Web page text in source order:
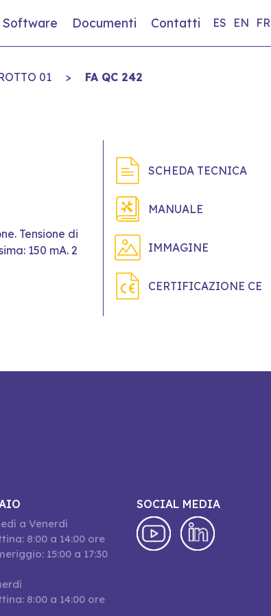
Software Documenti Contatti ES EN FR
01 > FA QC 242
Tensione di
150 mA. 2
SCHEDA TECNICA
MANUALE
IMMAGINE
CERTIFICAZIONE CE
a Venerdí
8:00 a 14:00 ore
15:00 a 17:30
8:00 a 14:00 ore
SOCIAL MEDIA